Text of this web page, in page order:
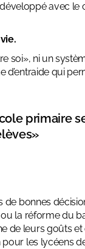
avec le
soi», ni un
qui
primaire
bonnes
la réforme du
de leurs goûts et
les lycéens